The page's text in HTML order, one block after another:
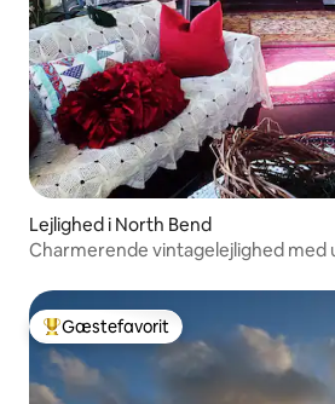
Lejlighed i North Bend
Charmerende vintagelejlighed med
Bedste gæstefavorit
Gæstefavorit